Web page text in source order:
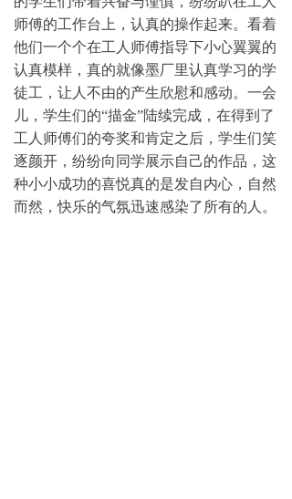
师傅的工作台上，认真的操作起来。看着
他们一个个在工人师傅指导下小心翼翼的
认真模样，真的就像墨厂里认真学习的学
徒工，让人不由的产生欣慰和感动。一会
儿，学生们的“描金”陆续完成，在得到了
工人师傅们的夸奖和肯定之后，学生们笑
逐颜开，纷纷向同学展示自己的作品，这
种小小成功的喜悦真的是发自内心，自然
而然，快乐的气氛迅速感染了所有的人。